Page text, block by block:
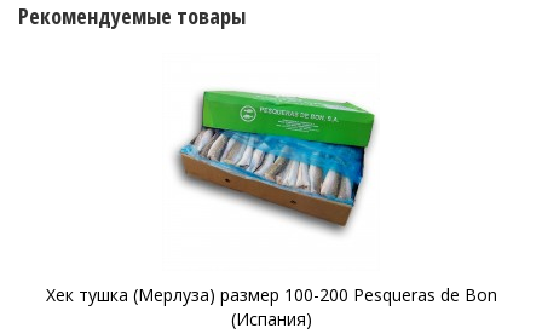
Рекомендуемые товары
Хек тушка (Мерлуза) размер 100-200 Pesqueras de Bon
(Испания)